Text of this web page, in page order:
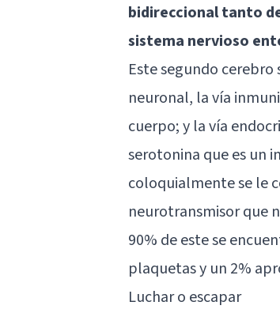
bidireccional tanto
sistema nervioso
Este segundo
neuronal, la vía
cuerpo; y la vía
serotonina que es un
coloquialmente se le
neurotransmisor que
90% de este se
plaquetas y un 2%
Luchar o escapar